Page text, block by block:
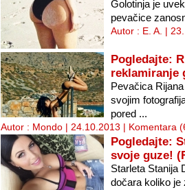
Golotinja je
pevačice
Autor : E. A. |
Pogledajte:
reklamiranje
Pevačica
svojim
pored ...
Autor : Mondo | 24.10.2013 | Komentara
Pogledajte:
svoje guze!
Starleta Stanija
dočara koliko je